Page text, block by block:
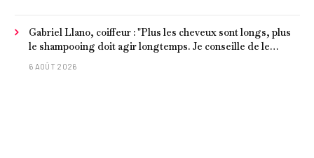
Gabriel Llano, coiffeur : "Plus les cheveux sont longs, plus
le shampooing doit agir longtemps. Je conseille de le
laisser entre 1 et 3 minutes."
6 AOÛT 2026